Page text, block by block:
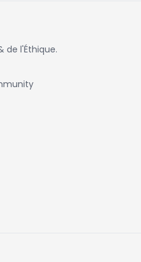
de l'Éthique.